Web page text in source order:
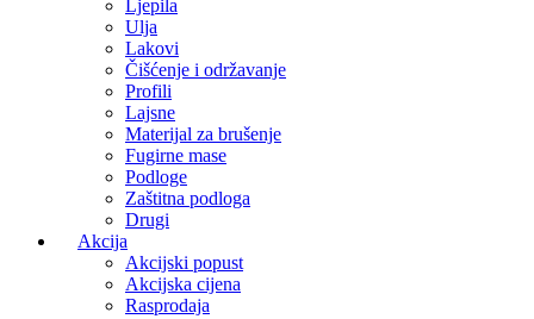
Ljepila
Ulja
Lakovi
Čišćenje i održavanje
Profili
Lajsne
Materijal za brušenje
Fugirne mase
Podloge
Zaštitna podloga
Drugi
Akcija
Akcijski popust
Akcijska cijena
Rasprodaja